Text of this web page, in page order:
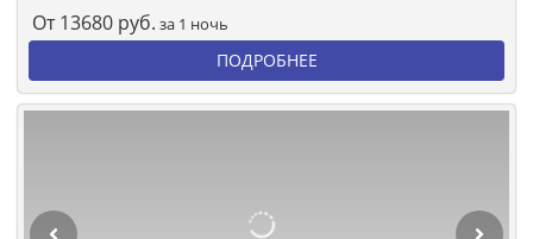
От 13680 руб. за 1 ночь
ПОДРОБНЕЕ